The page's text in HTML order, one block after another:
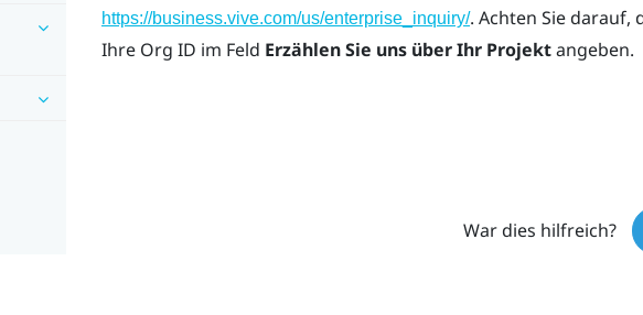
https://business.vive.com/us/enterprise_inquiry/. Achten Sie darauf,
Ihre Org ID im Feld Erzählen Sie uns über Ihr Projektangeben.
War dies hilfreich?